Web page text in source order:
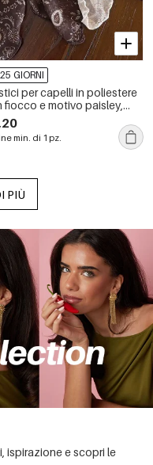
GIORNI
per capelli in poliestere
fiocco e motivo paisley,
Ethnic.
min. di 1 pz.
PIÙ
ispirazione e scopri le